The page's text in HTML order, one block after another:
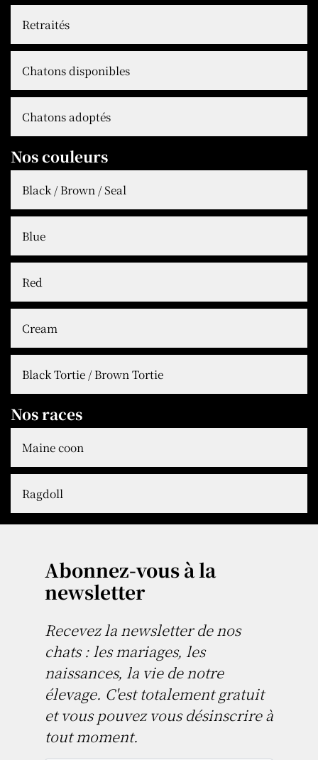
Retraités
Chatons disponibles
Chatons adoptés
Nos couleurs
Black / Brown / Seal
Blue
Red
Cream
Black Tortie / Brown Tortie
Nos races
Maine coon
Ragdoll
Abonnez-vous à la
newsletter
Recevez la newsletter de nos
chats : les mariages, les
naissances, la vie de notre
élevage. C'est totalement gratuit
et vous pouvez vous désinscrire à
tout moment.